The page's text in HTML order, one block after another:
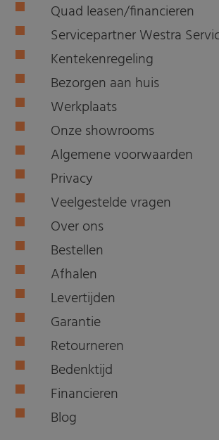
Quad leasen/financieren
Servicepartner Westra
Kentekenregeling
Bezorgen aan huis
Werkplaats
Onze showrooms
Algemene voorwaarden
Privacy
Veelgestelde vragen
Over ons
Bestellen
Afhalen
Levertijden
Garantie
Retourneren
Bedenktijd
Financieren
Blog